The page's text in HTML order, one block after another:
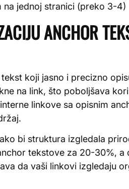
na jednoj stranici (preko 3-4)
ANCHOR
koji jasno i precizno
na link, što poboljšava
linkove sa opisnim
bi struktura izgledala
tekstove za 20-30%, a
da vaši linkovi izgledaju